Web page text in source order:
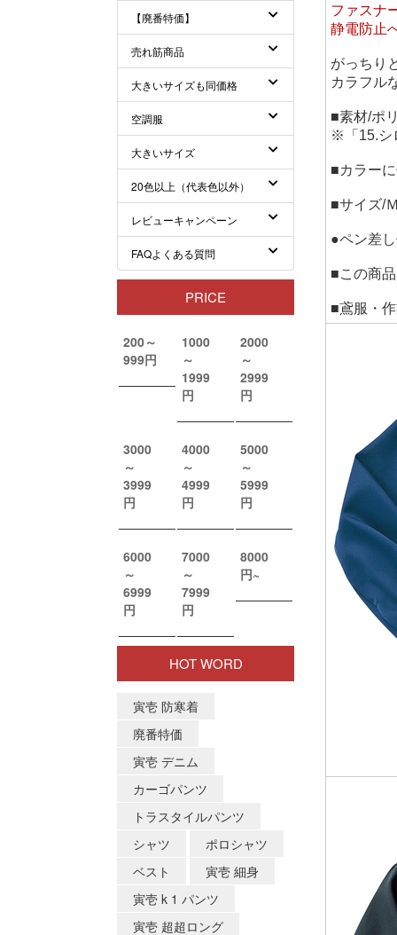
ファスナ
静電防止
がっちり
カラフル
■素材/ポ
※「15.シ
■カラー
■サイズ/
●ペン差
■この商
■鳶服・